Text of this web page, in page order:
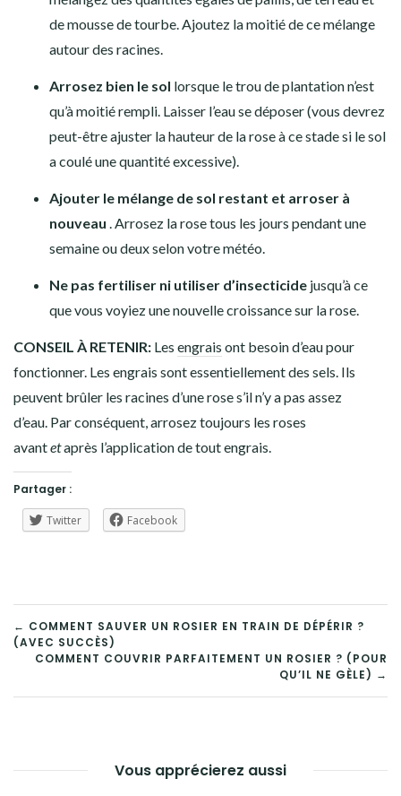
de mousse de tourbe. Ajoutez la moitié de ce mélange
autour des racines.
Arrosez bien le sol lorsque le trou de plantation n’est
qu’à moitié rempli. Laisser l’eau se déposer (vous devrez
peut-être ajuster la hauteur de la rose à ce stade si le sol
a coulé une quantité excessive).
Ajouter le mélange de sol restant et arroser à
nouveau . Arrosez la rose tous les jours pendant une
semaine ou deux selon votre météo.
Ne pas fertiliser ni utiliser d’insecticide jusqu’à ce
que vous voyiez une nouvelle croissance sur la rose.
CONSEIL À RETENIR: Les engrais ont besoin d’eau pour
fonctionner. Les engrais sont essentiellement des sels. Ils
peuvent brûler les racines d’une rose s’il n’y a pas assez
d’eau. Par conséquent, arrosez toujours les roses
avantetaprès l’application de tout engrais.
Partager :
Twitter Facebook
NAVIGATION
DE
L’ARTICLE
← COMMENT SAUVER UN ROSIER EN TRAIN DE DÉPÉRIR ?
(AVEC SUCCÈS)
COMMENT COUVRIR PARFAITEMENT UN ROSIER ? (POUR
QU’IL NE GÈLE) →
Vous apprécierez aussi